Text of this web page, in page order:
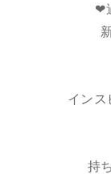
❤︎
イン
持